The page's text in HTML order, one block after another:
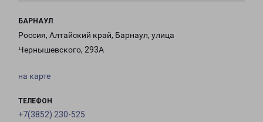
БАРНАУЛ
Россия, Алтайский край, Барнаул, улица
Чернышевского, 293А
на карте
ТЕЛЕФОН
+7(3852) 230-525